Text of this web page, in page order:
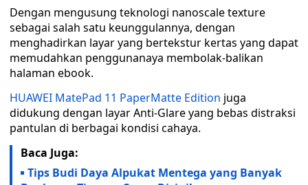
Dengan mengusung teknologi nanoscale texture
sebagai salah satu keunggulannya, dengan
menghadirkan layar yang bertekstur kertas yang dapat
memudahkan penggunanaya membolak-balikan
halaman ebook.
HUAWEI MatePad 11 PaperMatte Edition juga
didukung dengan layar Anti-Glare yang bebas distraksi
pantulan di berbagai kondisi cahaya.
Baca Juga:
Tips Budi Daya Alpukat Mentega yang Banyak